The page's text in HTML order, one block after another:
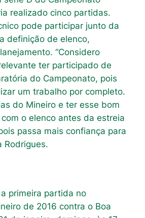
realizado cinco partidas.
pode participar junto da
definição de elenco,
“Considero
ter participado de
do Campeonato, pois
um trabalho por completo.
do Mineiro e ter esse bom
o elenco antes da estreia
passa mais confiança para
Rodrigues.
primeira partida no
de 2016 contra o Boa